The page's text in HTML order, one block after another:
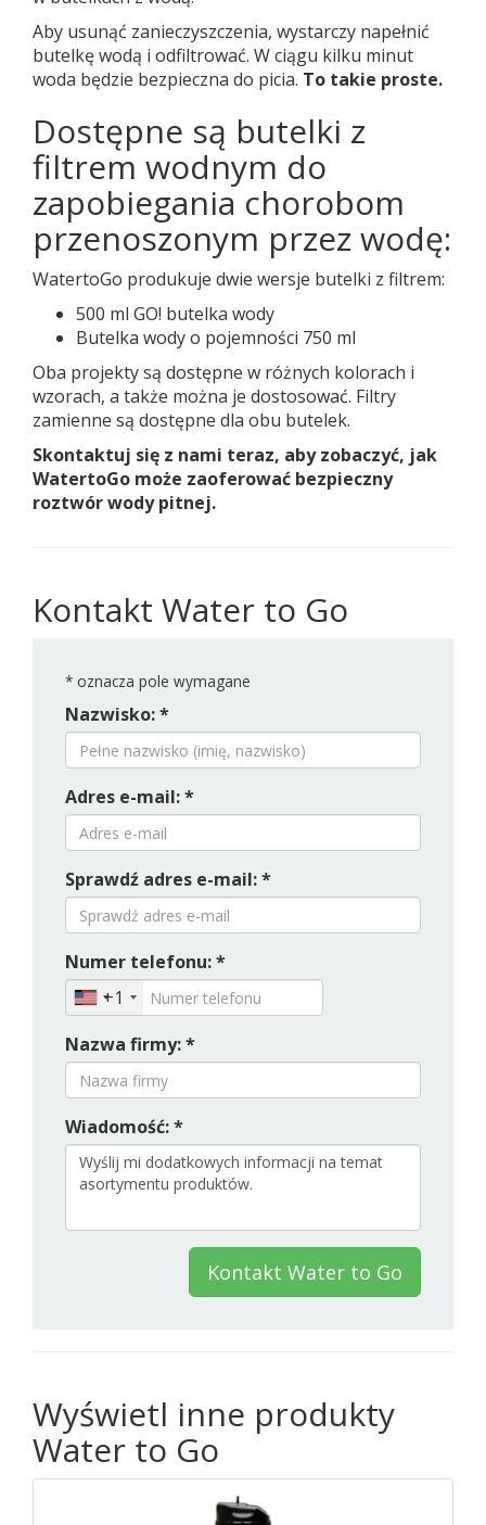
Aby usunąć zanieczyszczenia, wystarczy napełnić
butelkę wodą i odfiltrować. W ciągu kilku minut
woda będzie bezpieczna do picia. To takie proste.
Dostępne są butelki z
filtrem wodnym do
zapobiegania chorobom
przenoszonym przez wodę:
WatertoGo produkuje dwie wersje butelki z filtrem:
500 ml GO! butelka wody
Butelka wody o pojemności 750 ml
Oba projekty są dostępne w różnych kolorach i
wzorach, a także można je dostosować. Filtry
zamienne są dostępne dla obu butelek.
Skontaktuj się z nami teraz, aby zobaczyć, jak
WatertoGo może zaoferować bezpieczny
roztwór wody pitnej.
Kontakt Water to Go
* oznacza pole wymagane
Nazwisko: *
Adres e-mail: *
Sprawdź adres e-mail: *
Numer telefonu: *
+1
Nazwa firmy: *
Wiadomość: *
Kontakt Water to Go
Wyświetl inne produkty
Water to Go